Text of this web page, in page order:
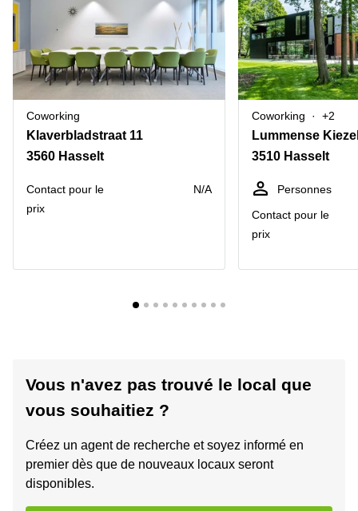
Coworking
Klaverbladstraat 11
3560 Hasselt
Contact pour le
prix
N/A
Coworking +2
Lummense
3510 Hasselt
Personnes
Contact pour le
prix
Vous n'avez pas trouvé le local que
vous souhaitiez ?
Créez un agent de recherche et soyez informé en
premier dès que de nouveaux locaux seront
disponibles.